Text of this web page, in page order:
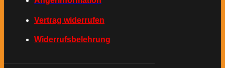
Vertrag widerrufen
Widerrufsbelehrung